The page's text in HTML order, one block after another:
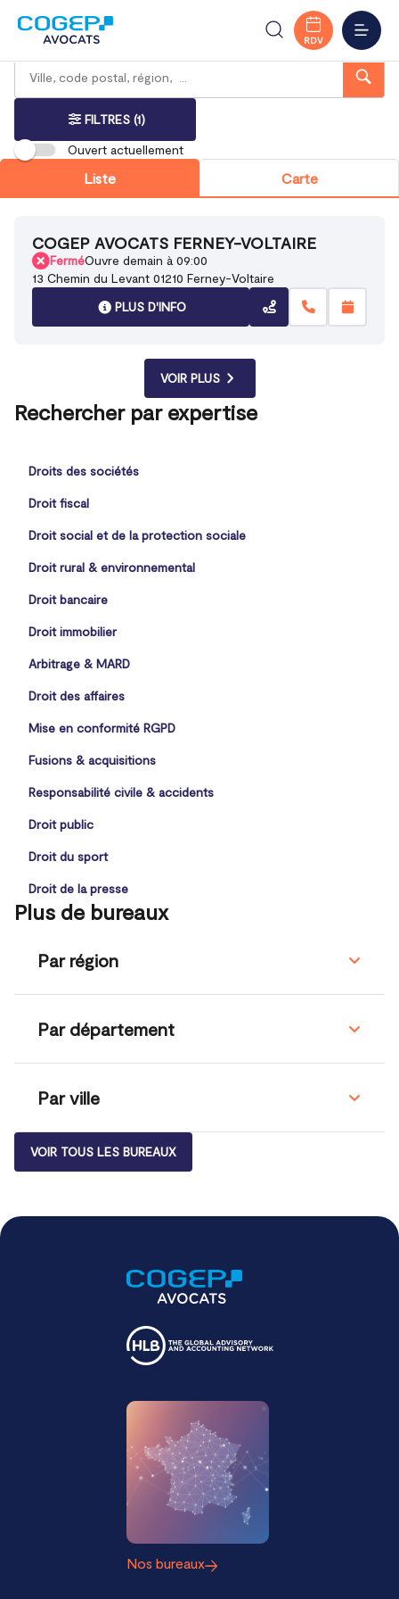
MENU
RDV
Accueil Trouver votre bureau
Auvergne-Rhône-Alpes
Ferney-Voltaire
Rechercher
Veuillez
renseigner
adresse
{{count}}
résultat(s)
FILTRES (1)
Ouvert actuellement
Liste Carte
COGEP AVOCATS FERNEY-VOLTAIRE
FerméOuvre demain à 09:00
13 Chemin du Levant 01210 Ferney-Voltaire
PLUS D'INFO
VOIR PLUS
Rechercher par expertise
Droits des sociétés
Droit fiscal
Droit social et de la protection sociale
Droit rural & environnemental
Droit bancaire
Droit immobilier
Arbitrage & MARD
Droit des affaires
Mise en conformité RGPD
Fusions & acquisitions
Responsabilité civile & accidents
Droit public
Droit du sport
Droit de la presse
Plus de bureaux
Par région
Par département
Par ville
VOIR TOUS LES BUREAUX
Nos bureaux